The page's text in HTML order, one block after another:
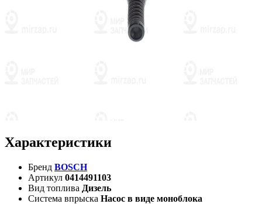
Характеристики
Бренд BOSCH
Артикул 0414491103
Вид топлива Дизель
Система впрыска Насос в виде моноблока